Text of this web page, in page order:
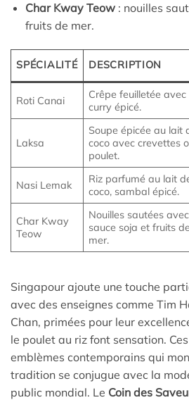
Char Kway Teow: nouilles
fruits de mer.
SPÉCIALITÉ DESCRIPTION
Roti Canai
Crêpe feuilletée avec
curry épicé.
Laksa
Soupe épicée au lait
coco avec crevettes
poulet.
Nasi Lemak
Riz parfumé au lait
coco, sambal épicé.
Char Kway
Teow
Nouilles sautées avec
sauce soja et fruits de
mer.
Singapour ajoute une touche
avec des enseignes comme Tim
Chan, primées pour leur
le poulet au riz font sensation.
emblèmes contemporains qui
tradition se conjugue avec la
public mondial. Le Coin des